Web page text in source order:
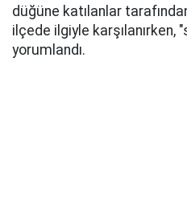
düğüne katılanlar
ilçede ilgiyle karşılanırken,
yorumlandı.